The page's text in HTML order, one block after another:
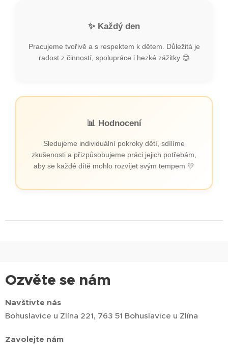
✨ Každý den
Pracujeme tvořivě a s respektem k dětem. Důležitá je
radost z činností, spolupráce i hezké zážitky 😊
📊 Hodnocení
Sledujeme individuální pokroky dětí, sdílíme
zkušenosti a přizpůsobujeme práci jejich potřebám,
aby se každé dítě mohlo rozvíjet svým tempem 💛
Ozvěte se nám
Navštivte nás
Bohuslavice u Zlína 221, 763 51 Bohuslavice u Zlína
Zavolejte nám